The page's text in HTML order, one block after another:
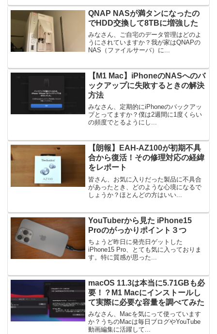
QNAP NASが満タンになったの
でHDD交換して8TBに増強した
みなさん、ご自宅のデータ管理はどのよ
うにされていますか？我が家はQNAPの
NAS（ファイルサーバ）に...
【M1 Mac】iPhoneのNASへのバ
ックアップに失敗するときの解決
方法
みなさん、定期的にiPhoneのバックアッ
プとってますか？僕は2週間に1度くらい
の頻度でとるようにし...
【朗報】EAH-AZ100が初期不具
合から復活！その修理対応の経緯
をレポート
皆さん、お気に入りだった製品に不具合
があったとき、どのような心境になるで
しょうか？ほとんどの方はいい...
YouTuberから見た iPhone15
Proのがっかりポイント３つ
ちょうど昨日に発売日ゲットした
iPhone15 Pro、とても気に入っておりま
す。特に質感が思った...
macOS 11.3は本当に5.71GBも必
要！？M1 Macにインストールし
て実際に必要な容量を調べてみた
みなさん、Macを気にって使っています
か？うちのMacは毎日ブログやYouTube
動画編集に活躍して...